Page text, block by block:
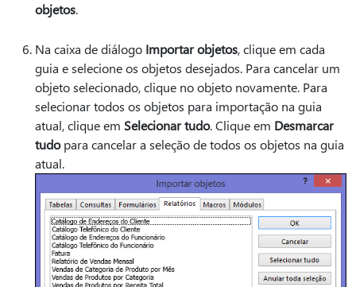
objetos.
Na caixa de diálogo Importar objetos, clique em cada
guia e selecione os objetos desejados. Para cancelar um
objeto selecionado, clique no objeto novamente. Para
selecionar todos os objetos para importação na guia
atual, clique em Selecionar tudo. Clique em Desmarcar
tudopara cancelar a seleção de todos os objetos na guia
atual.